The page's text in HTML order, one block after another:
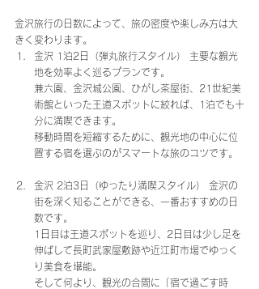
金沢旅行の日数によって、旅の密度や楽しみ方は大
きく変わります。
金沢 1泊2日（弾丸旅行スタイル） 主要な観光
地を効率よく巡るプランです。
兼六園、金沢城公園、ひがし茶屋街、21世紀美
術館といった王道スポットに絞れば、1泊でも十
分に満喫できます。
移動時間を短縮するために、観光地の中心に位
置する宿を選ぶのがスマートな旅のコツです。
金沢 2泊3日（ゆったり満喫スタイル） 金沢の
街を深く知ることができる、一番おすすめの日
数です。
1日目は王道スポットを巡り、2日目は少し足を
伸ばして長町武家屋敷跡や近江町市場でゆっく
り美食を堪能。
そして何より、観光の合間に「宿で過ごす時